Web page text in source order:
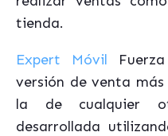
tienda.
Expert Móvil
versión de venta
la de cualquier
desarrollada